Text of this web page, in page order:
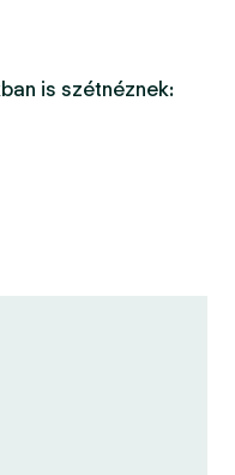
is szétnéznek: